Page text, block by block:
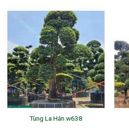
Tùng La Hán w638